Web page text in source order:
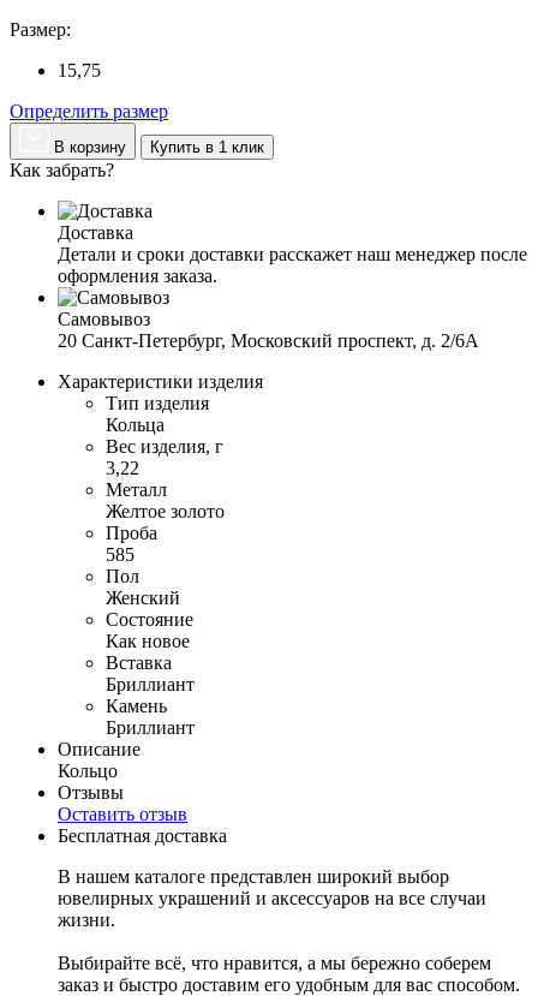
Размер:
15,75
Определить размер
В корзину Купить в 1 клик
Как забрать?
Доставка
Детали и сроки доставки расскажет наш менеджер после
оформления заказа.
Самовывоз
20 Санкт-Петербург, Московский проспект, д. 2/6А
Характеристики изделия
Тип изделия
Кольца
Вес изделия, г
3,22
Металл
Желтое золото
Проба
585
Пол
Женский
Состояние
Как новое
Вставка
Бриллиант
Камень
Бриллиант
Описание
Кольцо
Отзывы
Оставить отзыв
Бесплатная доставка
В нашем каталоге представлен широкий выбор
ювелирных украшений и аксессуаров на все случаи
жизни.
Выбирайте всё, что нравится, а мы бережно соберем
заказ и быстро доставим его удобным для вас способом.